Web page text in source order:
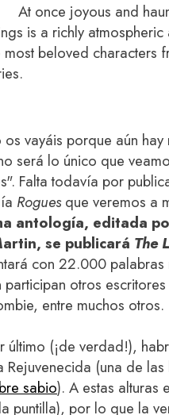
once joyous and
is a richly
most beloved characters
os vayáis porque aún
será lo único que
Falta todavía por
Roguesque veremos a
antología, editada
se publicará The
con 22.000 palabras
participan otros
entre muchos otros.
último (¡de verdad!),
Rejuvenecida (una de
sabio). A estas alturas
puntilla), por lo que la